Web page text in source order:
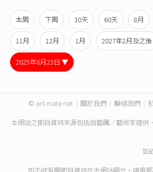
本周 下周 30天 60天 8月
11月 12月 1月 2027年2月及之後
2025年6月23日 ▼
© art-mate.net | 關於我們 | 聯絡我們 |
本網站之節目資訊來源包括由藝團／藝術家提供
如